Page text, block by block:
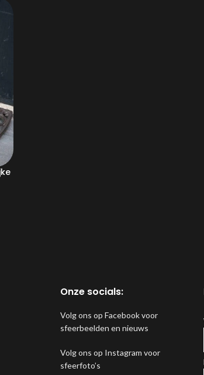
Onze socials:
Volg ons op Facebook voor
sfeerbeelden en nieuws
Volg ons op Instagram voor
sfeerfoto’s